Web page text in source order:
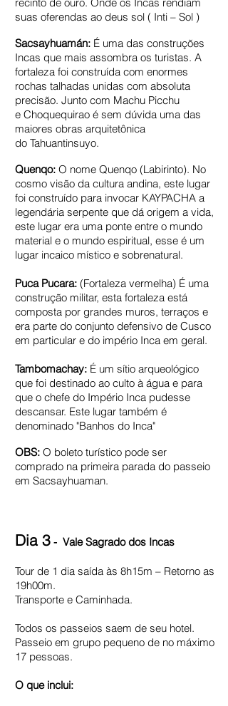
suas oferendas ao deus sol ( Inti – Sol )
Sacsayhuamán: É uma das construções
Incas que mais assombra os turistas. A
fortaleza foi construída com enormes
rochas talhadas unidas com absoluta
precisão. Junto com Machu Picchu
e Choquequirao é sem dúvida uma das
maiores obras arquitetônica
do Tahuantinsuyo.
Quenqo: O nome Quenqo (Labirinto). No
cosmo visão da cultura andina, este lugar
foi construído para invocar KAYPACHA a
legendária serpente que dá origem a vida,
este lugar era uma ponte entre o mundo
material e o mundo espiritual, esse é um
lugar incaico místico e sobrenatural.
Puca Pucara: (Fortaleza vermelha) É uma
construção militar, esta fortaleza está
composta por grandes muros, terraços e
era parte do conjunto defensivo de Cusco
em particular e do império Inca em geral.
Tambomachay: É um sítio arqueológico
que foi destinado ao culto à água e para
que o chefe do Império Inca pudesse
descansar. Este lugar também é
denominado "Banhos do Inca"
OBS: O boleto turístico pode ser
comprado na primeira parada do passeio
em Sacsayhuaman.
Dia 3 - Vale Sagrado dos Incas
Tour de 1 dia saída às 8h15m – Retorno as
19h00m.
Transporte e Caminhada.
Todos os passeios saem de seu hotel.
Passeio em grupo pequeno de no máximo
17 pessoas.
O que inclui: